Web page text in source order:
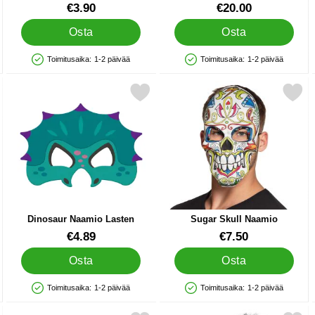
Tuote.nro 41980€3.90
Osta
Saatavuus: Varastossa
Toimitusaika: 1-2 päivää
Tuote.nro 13392€20.00
Osta
Saatavuus: Varastossa
Toimitusaika: 1-2 päivää
suosikiksi
Dinosaur Naamio Lasten
Tuote.nro 41981€4.89
Osta
Saatavuus: Varastossa
Toimitusaika: 1-2 päivää
Merkitse dinosaur Naamio Lasten suosikiksi
Sugar Skull Naamio
Tuote.nro 24126€7.50
Osta
Saatavuus: Varastossa
Toimitusaika: 1-2 päivää
Merkitse sugar Skull